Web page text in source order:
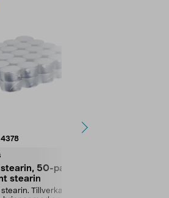
4378recensioner
50-pack,
stearin
Tillverkade i
5 stjärnor